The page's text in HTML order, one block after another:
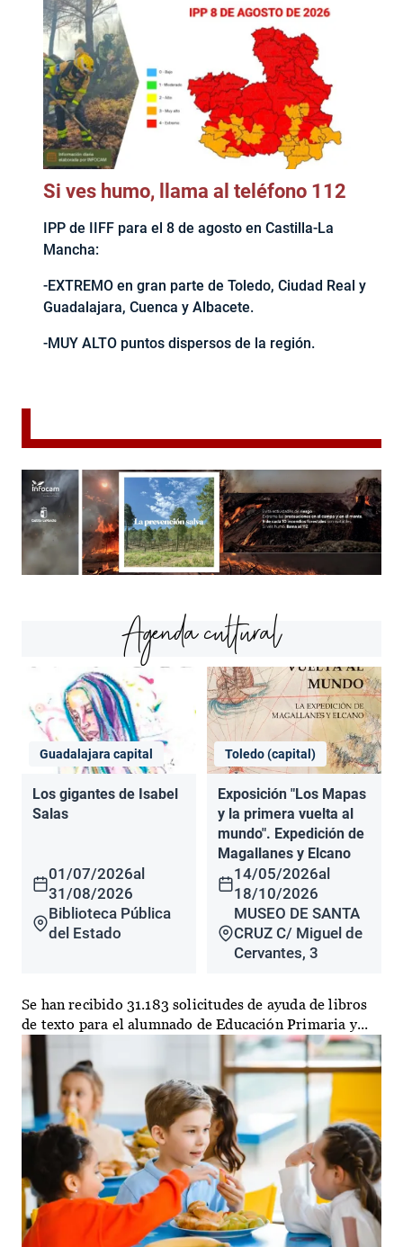
Si ves humo, llama al teléfono 112
IPP de IIFF para el 8 de agosto en Castilla-La
Mancha:
-EXTREMO en gran parte de Toledo, Ciudad Real y
Guadalajara, Cuenca y Albacete.
-MUY ALTO puntos dispersos de la región.
Agenda cultural
Guadalajara capital
Los gigantes de Isabel
Salas
01/07/2026al
31/08/2026
Biblioteca Pública
del Estado
Toledo (capital)
Exposición "Los Mapas
y la primera vuelta al
mundo". Expedición de
Magallanes y Elcano
14/05/2026al
18/10/2026
MUSEO DE SANTA
CRUZ C/ Miguel de
Cervantes, 3
Se han recibido 31.183 solicitudes de ayuda de libros
de texto para el alumnado de Educación Primaria y...